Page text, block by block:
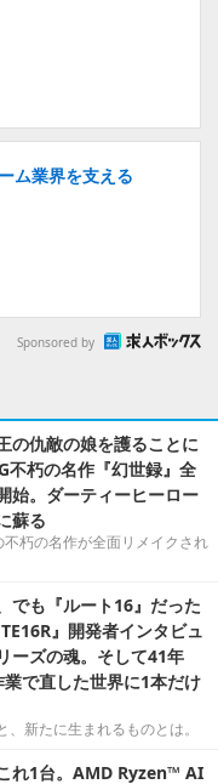
ム業界を支える
Sponsored by
の仇敵の娘を護ることに
朽の名作『幻世録』全
始。ダーティーヒーロー
蘇る
朽の名作が全面リメイクされ
でも『ルート16』だった
』開発者インタビュ
ーズの魂。そして41年
で直した世界に1本だけ
新たに生まれるものとは。
れ1台。AMD Ryzen™ AI